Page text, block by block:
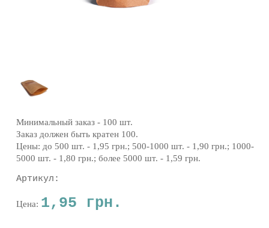
Минимальный заказ - 100 шт.
Заказ должен быть кратен 100.
Цены: до 500 шт. - 1,95 грн.; 500-1000 шт. - 1,90 грн.; 1000-
5000 шт. - 1,80 грн.; более 5000 шт. - 1,59 грн.
Артикул:
Цена: 1,95 грн.